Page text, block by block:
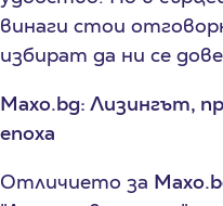
винаги стои
избират да ни се
Maxo.bg: Лизингът,
епоха
Отличието за